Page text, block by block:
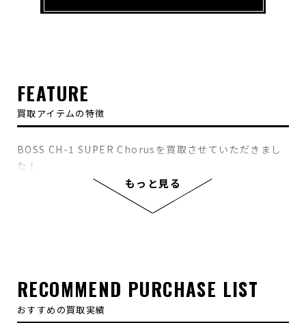
FEATURE
買取アイテムの特徴
もっと見る
BOSS CH-1 SUPER Chorusを買取させていただきまし
た！
ワイドな周波数レンジと、クリアで抜けの良いサウンド
を備えたコーラスペダルでございます！
RATEとDEPTHのコントロールに加え、エフェクト音の
きます。明るい音、こもった音など、サウンドメイクを
直感的に行えます。
RECOMMEND PURCHASE LIST
おすすめの買取実績